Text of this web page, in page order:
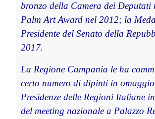
bronzo della Camera dei
Palm Art Award nel 2012; la
Presidente del Senato della
2017.
La Regione Campania le ha
certo numero di dipinti in
Presidenze delle Regioni Italiane
del meeting nazionale a Palazzo